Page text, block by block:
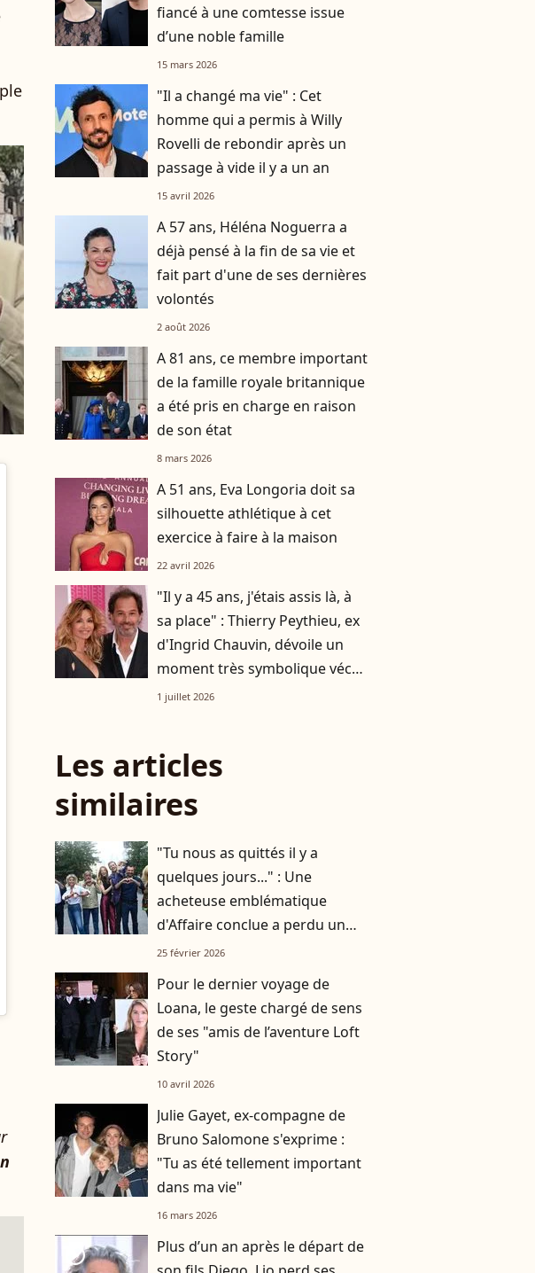
fiancé à une comtesse issue
d’une noble famille
15 mars 2026
"Il a changé ma vie" : Cet
homme qui a permis à Willy
Rovelli de rebondir après un
passage à vide il y a un an
15 avril 2026
A 57 ans, Héléna Noguerra a
déjà pensé à la fin de sa vie et
fait part d'une de ses dernières
volontés
2 août 2026
A 81 ans, ce membre important
de la famille royale britannique
a été pris en charge en raison
de son état
8 mars 2026
A 51 ans, Eva Longoria doit sa
silhouette athlétique à cet
exercice à faire à la maison
22 avril 2026
"Il y a 45 ans, j'étais assis là, à
sa place" : Thierry Peythieu, ex
d'Ingrid Chauvin, dévoile un
moment très symbolique vécu
avec leur fils Tom, 10 ans
1 juillet 2026
Les articles
similaires
"Tu nous as quittés il y a
quelques jours..." : Une
acheteuse emblématique
d'Affaire conclue a perdu un
membre de son clan
25 février 2026
Pour le dernier voyage de
Loana, le geste chargé de sens
de ses "amis de l’aventure Loft
Story"
10 avril 2026
Julie Gayet, ex-compagne de
Bruno Salomone s'exprime :
"Tu as été tellement important
dans ma vie"
16 mars 2026
player2
Plus d’un an après le départ de